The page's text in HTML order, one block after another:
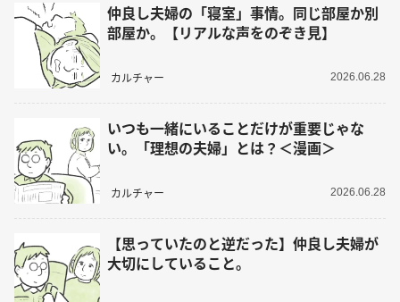
仲良し夫婦の「寝室」事情。同じ部屋か別
部屋か。【リアルな声をのぞき見】
カルチャー 2026.06.28
いつも一緒にいることだけが重要じゃな
い。「理想の夫婦」とは？＜漫画＞
カルチャー 2026.06.28
【思っていたのと逆だった】仲良し夫婦が
大切にしていること。